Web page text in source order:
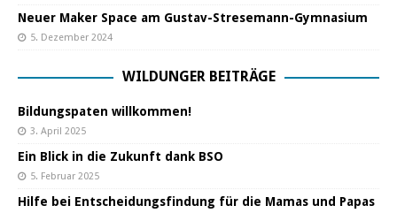
Neuer Maker Space am Gustav-Stresemann-Gymnasium
5. Dezember 2024
WILDUNGER BEITRÄGE
Bildungspaten willkommen!
3. April 2025
Ein Blick in die Zukunft dank BSO
5. Februar 2025
Hilfe bei Entscheidungsfindung für die Mamas und Papas